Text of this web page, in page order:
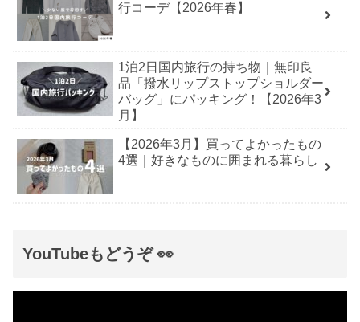
行コーデ【2026年春】
1泊2日国内旅行の持ち物｜無印良
品「撥水リップストップショルダー
バッグ」にパッキング！【2026年3
月】
【2026年3月】買ってよかったもの
4選｜好きなものに囲まれる暮らし
YouTubeもどうぞ 👀